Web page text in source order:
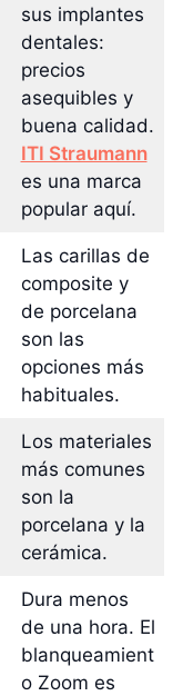
sus implantes
dentales:
precios
asequibles y
buena calidad.
ITI Straumann
es una marca
popular aquí.
Las carillas de
composite y
de porcelana
son las
opciones más
habituales.
Los materiales
más comunes
son la
porcelana y la
cerámica.
Dura menos
de una hora. El
blanqueamient
o Zoom es